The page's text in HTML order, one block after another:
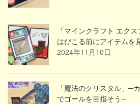
「マインクラフト エク
はびこる前にアイテムを
2024年11月10日
「魔法のクリスタル」─
でゴールを目指そう─